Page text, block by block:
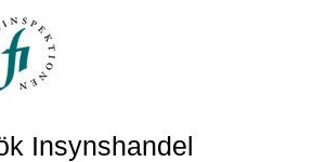
Insynshandel